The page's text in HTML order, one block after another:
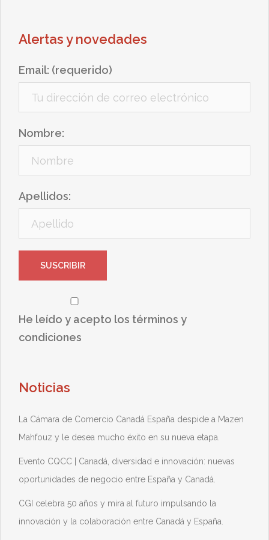
Alertas y novedades
Email: (requerido)
Nombre:
Apellidos:
He leído y acepto los términos y
condiciones
Noticias
La Cámara de Comercio Canadá España despide a Mazen
Mahfouz y le desea mucho éxito en su nueva etapa.
Evento CQCC | Canadá, diversidad e innovación: nuevas
oportunidades de negocio entre España y Canadá.
CGI celebra 50 años y mira al futuro impulsando la
innovación y la colaboración entre Canadá y España.